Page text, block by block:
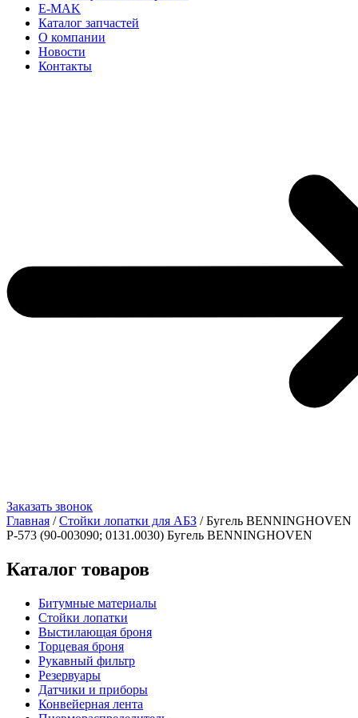
E-MAK
Каталог запчастей
О компании
Новости
Контакты
Заказать звонок
Главная /Стойки лопатки для АБЗ / Бугель BENNINGHOVEN
Р-573 (90-003090; 0131.0030) Бугель BENNINGHOVEN
Каталог товаров
Битумные материалы
Стойки лопатки
Выстилающая броня
Торцевая броня
Рукавный фильтр
Резервуары
Датчики и приборы
Конвейерная лента